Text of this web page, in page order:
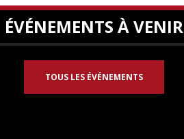
ÉVÉNEMENTS À VENIR
TOUS LES ÉVÉNEMENTS